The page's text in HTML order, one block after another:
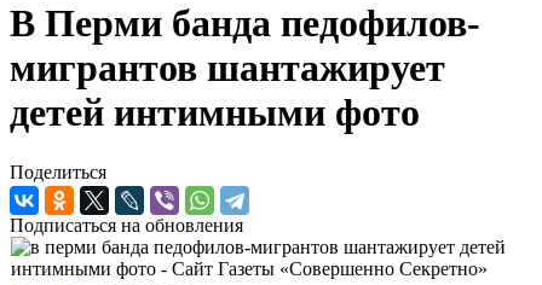
В Перми банда педофилов-
мигрантов шантажирует
детей интимными фото
Поделиться
Подписаться на обновления